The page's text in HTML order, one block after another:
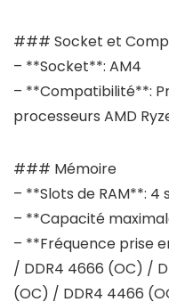
### Socket et
– **Socket**: AM4
– **Compatibilité**:
processeurs AMD
### Mémoire
– **Slots de RAM**: 4
– **Capacité
– **Fréquence prise
/ DDR4 4666 (OC) /
(OC) / DDR4 4466